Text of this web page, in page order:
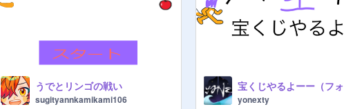
うでとリンゴの戦い
sugityannkamikami106 yonexty